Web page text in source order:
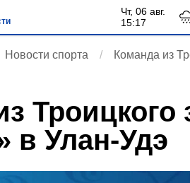
чт, 06 авг.
15:17
Новости спорта
Команда из
Троицкого
в Улан-Удэ